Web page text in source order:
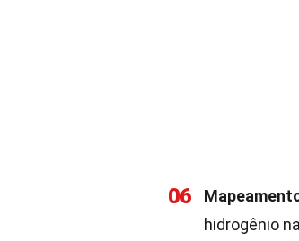
06
hidrogênio